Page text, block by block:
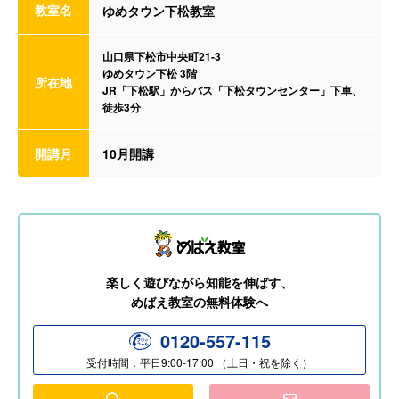
教室名 ゆめタウン下松教室
所在地
山口県下松市中央町21-3
ゆめタウン下松 3階
JR「下松駅」からバス「下松タウンセンター」下車、
徒歩3分
開講月 10月開講
楽しく遊びながら知能を伸ばす、
めばえ教室の無料体験へ
0120-557-115
受付時間：平日9:00-17:00 （土日・祝を除く）